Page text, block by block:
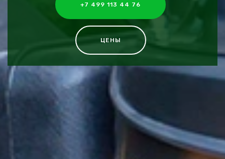
+7 499 113 44 76
ЦЕНЫ